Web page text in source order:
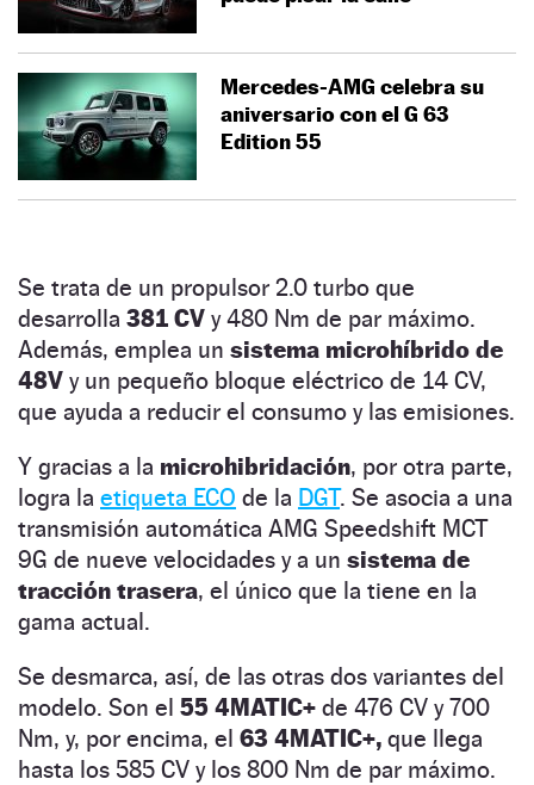
Mercedes-AMG celebra su
aniversario con el G 63
Edition 55
Se trata de un propulsor 2.0 turbo que
desarrolla 381 CV y 480 Nm de par máximo.
Además, emplea un sistema microhíbrido de
48V y un pequeño bloque eléctrico de 14 CV,
que ayuda a reducir el consumo y las emisiones.
Y gracias a la microhibridación, por otra parte,
logra la etiqueta ECO de la DGT. Se asocia a una
transmisión automática AMG Speedshift MCT
9G de nueve velocidades y a un sistema de
tracción trasera, el único que la tiene en la
gama actual.
Se desmarca, así, de las otras dos variantes del
modelo. Son el 55 4MATIC+ de 476 CV y 700
Nm, y, por encima, el 63 4MATIC+, que llega
hasta los 585 CV y los 800 Nm de par máximo.